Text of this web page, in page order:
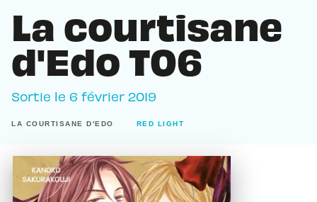
La courtisane
d'Edo T06
Sortie le 6 février 2019
LA COURTISANE D'EDO RED LIGHT